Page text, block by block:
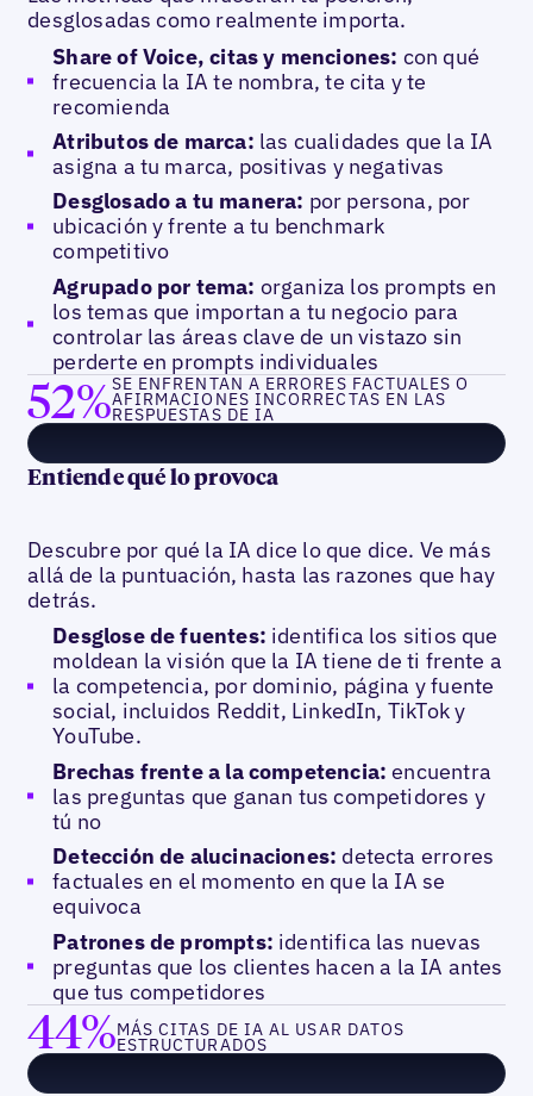
desglosadas como realmente importa.
Share of Voice, citas y menciones: con qué
frecuencia la IA te nombra, te cita y te
recomienda
Atributos de marca: las cualidades que la IA
asigna a tu marca, positivas y negativas
Desglosado a tu manera: por persona, por
ubicación y frente a tu benchmark
competitivo
Agrupado por tema: organiza los prompts en
los temas que importan a tu negocio para
controlar las áreas clave de un vistazo sin
perderte en prompts individuales
52%SE ENFRENTAN A ERRORES FACTUALES O
AFIRMACIONES INCORRECTAS EN LAS
RESPUESTAS DE IA
Entiende qué lo provoca
Descubre por qué la IA dice lo que dice. Ve más
allá de la puntuación, hasta las razones que hay
detrás.
Desglose de fuentes: identifica los sitios que
moldean la visión que la IA tiene de ti frente a
la competencia, por dominio, página y fuente
social, incluidos Reddit, LinkedIn, TikTok y
YouTube.
Brechas frente a la competencia:encuentra
las preguntas que ganan tus competidores y
tú no
Detección de alucinaciones: detecta errores
factuales en el momento en que la IA se
equivoca
Patrones de prompts: identifica las nuevas
preguntas que los clientes hacen a la IA antes
que tus competidores
44%MÁS CITAS DE IA AL USAR DATOS
ESTRUCTURADOS